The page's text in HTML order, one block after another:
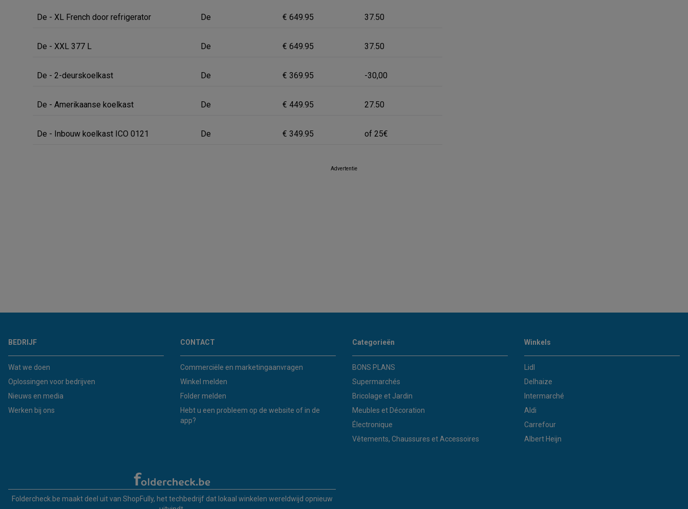
De - XL French door refrigerator De € 649.95 37.50
De - XXL 377 L De € 649.95 37.50
De - 2-deurskoelkast De € 369.95 -30,00
De - Amerikaanse koelkast De € 449.95 27.50
De - Inbouw koelkast ICO 0121 De € 349.95 of 25€
Advertentie
BEDRIJF
Wat we doen
Oplossingen voor bedrijven
Nieuws en media
Werken bij ons
CONTACT
Commerciële en marketingaanvragen
Winkel melden
Folder melden
Hebt u een probleem op de website of in de
app?
Categorieën
BONS PLANS
Supermarchés
Bricolage et Jardin
Meubles et Décoration
Électronique
Vêtements, Chaussures et Accessoires
Winkels
Lidl
Delhaize
Intermarché
Aldi
Carrefour
Albert Heijn
Foldercheck.be maakt deel uit van ShopFully, het techbedrijf dat lokaal winkelen wereldwijd opnieuw